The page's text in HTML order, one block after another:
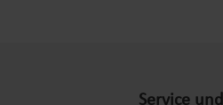
Ihren Alltag bereichern. Mit
Service